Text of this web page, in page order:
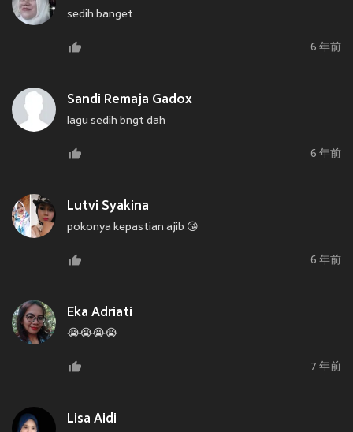
sedih banget
6 年前
Sandi Remaja Gadox
lagu sedih bngt dah
6 年前
Lutvi Syakina
pokonya kepastian ajib 😘
6 年前
Eka Adriati
😭😭😭😭
7 年前
Lisa Aidi